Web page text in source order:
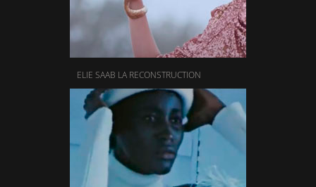
ELIE SAAB LA RECONSTRUCTION